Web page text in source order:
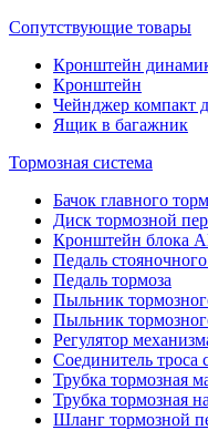
Сопутствующие товары
Кронштейн
Кронштейн
Чейнджер компакт
Ящик в багажник
Тормозная система
Бачок главного
Диск тормозной
Кронштейн блока
Педаль
Педаль тормоза
Пыльник
Пыльник
Регулятор
Соединитель троса
Трубка тормозная
Трубка тормозная
Шланг тормозной